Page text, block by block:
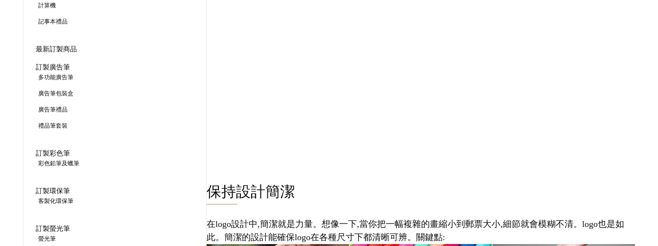
保持設計簡潔
在logo設計中,簡潔就是力量。想像一下,當你把一幅複雜的畫縮小到郵票大小,細節就會模糊不清。logo也是如
此。簡潔的設計能確保logo在各種尺寸下都清晰可辨。關鍵點:
計算機
記事本禮品
最新訂製商品
訂製廣告筆
多功能廣告筆
廣告筆包裝盒
廣告筆禮品
禮品筆套裝
訂製彩色筆
彩色鉛筆及蠟筆
訂製環保筆
客製化環保筆
訂製螢光筆
螢光筆